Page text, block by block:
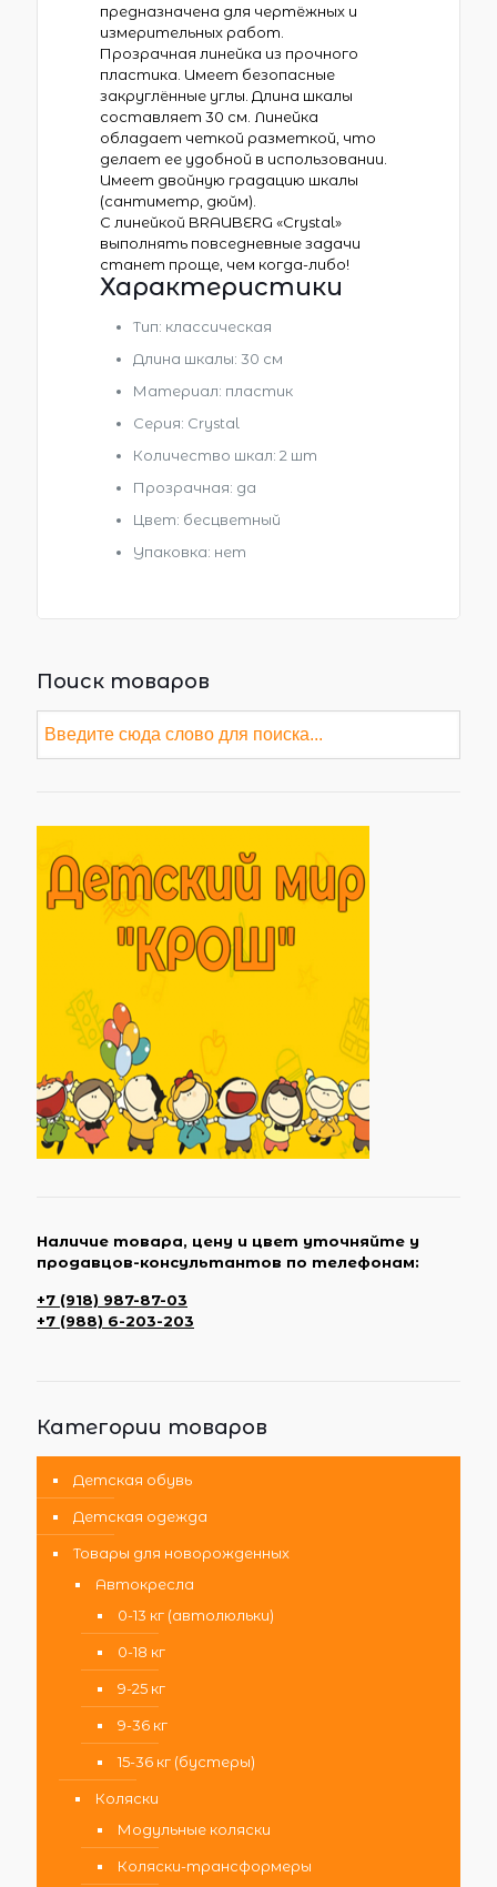
предназначена для чертёжных и
измерительных работ.
Прозрачная линейка из прочного
пластика. Имеет безопасные
закруглённые углы. Длина шкалы
составляет 30 см. Линейка
обладает четкой разметкой, что
делает ее удобной в использовании.
Имеет двойную градацию шкалы
(сантиметр, дюйм).
С линейкой BRAUBERG «Сrystal»
выполнять повседневные задачи
станет проще, чем когда-либо!
Характеристики
Тип: классическая
Длина шкалы: 30 см
Материал: пластик
Серия: Сrystal
Количество шкал: 2 шт
Прозрачная: да
Цвет: бесцветный
Упаковка: нет
Поиск товаров
Наличие товара, цену и цвет уточняйте у
продавцов-консультантов по телефонам:
+7 (918) 987-87-03
+7 (988) 6-203-203
Категории товаров
Детская обувь
Детская одежда
Товары для новорожденных
Автокресла
0-13 кг (автолюльки)
0-18 кг
9-25 кг
9-36 кг
15-36 кг (бустеры)
Коляски
Модульные коляски
Коляски-трансформеры